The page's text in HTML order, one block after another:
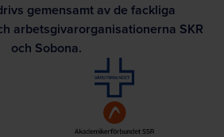
gemensamt av de fackliga
arbetsgivarorganisationerna SKR
och Sobona.